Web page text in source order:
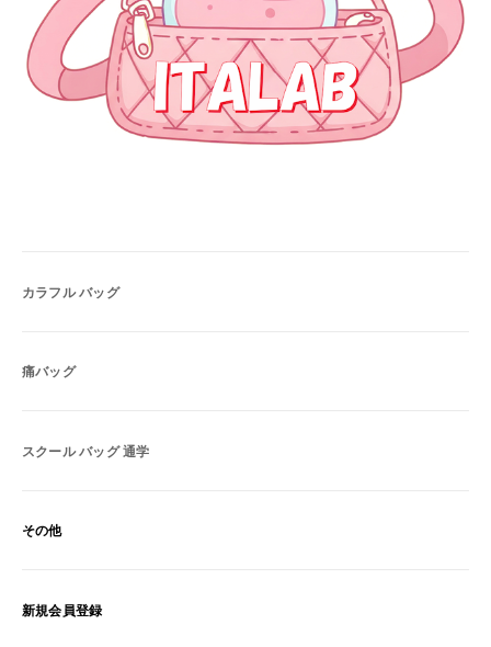
カラフル バッグ
痛バッグ
スクール バッグ 通学
その他
新規会員登録